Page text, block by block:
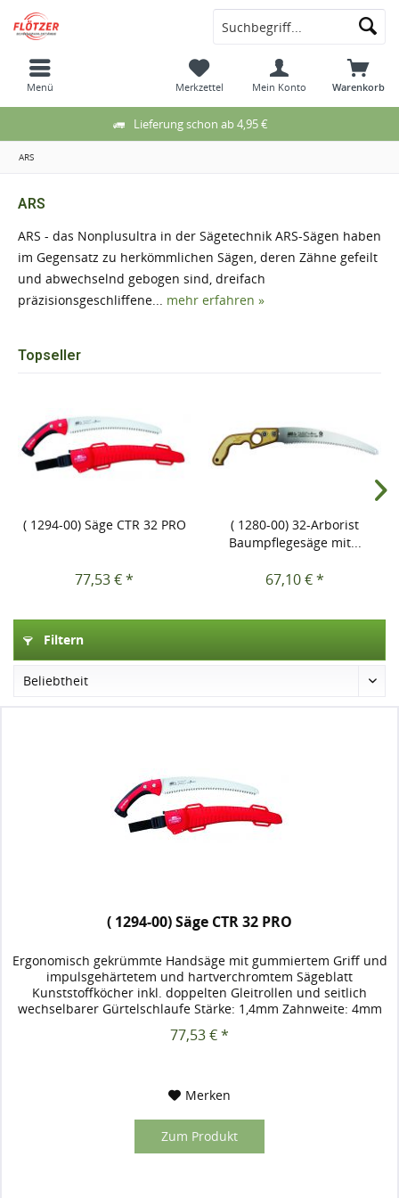
Menü Warenkorb
Merkzettel Mein Konto
Lieferung schon ab 4,95 €
ARS
ARS
ARS - das Nonplusultra in der Sägetechnik ARS-Sägen haben
im Gegensatz zu herkömmlichen Sägen, deren Zähne gefeilt
und abwechselnd gebogen sind, dreifach
präzisionsgeschliffene... mehr erfahren »
Topseller
( 1294-00) Säge CTR 32 PRO
77,53 € *
( 1280-00) 32-Arborist
Baumpflegesäge mit...
67,10 € *
Filtern
( 1294-00) Säge CTR 32 PRO
Ergonomisch gekrümmte Handsäge mit gummiertem Griff und
impulsgehärtetem und hartverchromtem Sägeblatt
Kunststoffköcher inkl. doppelten Gleitrollen und seitlich
wechselbarer Gürtelschlaufe Stärke: 1,4mm Zahnweite: 4mm
Blattlänge 320mm...
77,53 € *
Merken
Zum Produkt